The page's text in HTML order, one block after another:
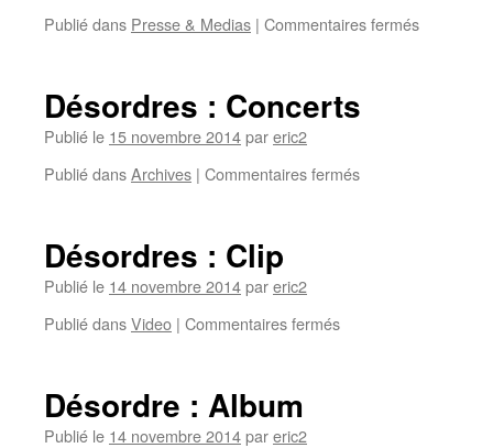
Publié dans Presse & Medias | Commentaires fermés
Désordres : Concerts
Publié le 15 novembre 2014pareric2
Publié dansArchives | Commentaires fermés
Désordres : Clip
Publié le 14 novembre 2014pareric2
Publié dansVideo | Commentaires fermés
Désordre : Album
Publié le 14 novembre 2014pareric2